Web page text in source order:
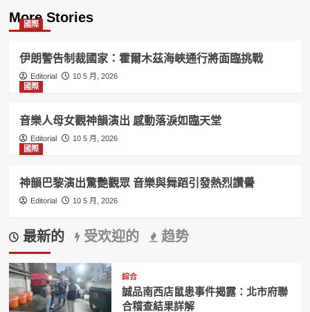
More Stories
國際
伊朗警告制裁國家：霍爾木茲海峽通行將面臨挑戰
Editorial
10 5 月, 2026
國際
音樂人母女觀神韻演出 感動落淚如臨天堂
Editorial
10 5 月, 2026
國際
神韻巴黎演出驚艷觀眾 音樂與舞蹈引發熱烈讚譽
Editorial 10 5 月, 2026
最新的 受欢迎的 趋势
綜合
誠品南西店鼠患事件揭露：北市府聯
合稽查結果詳解